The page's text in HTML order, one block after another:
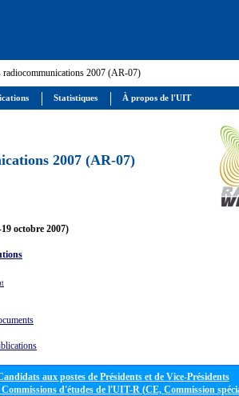
radiocommunications 2007 (AR-07)
2007 (AR-07)
octobre 2007)
aux postes de Présidents et de Vice-Présidents
Commissions d'études de l'UIT-R (CE, Commission
Statistiques À propos de l'UIT